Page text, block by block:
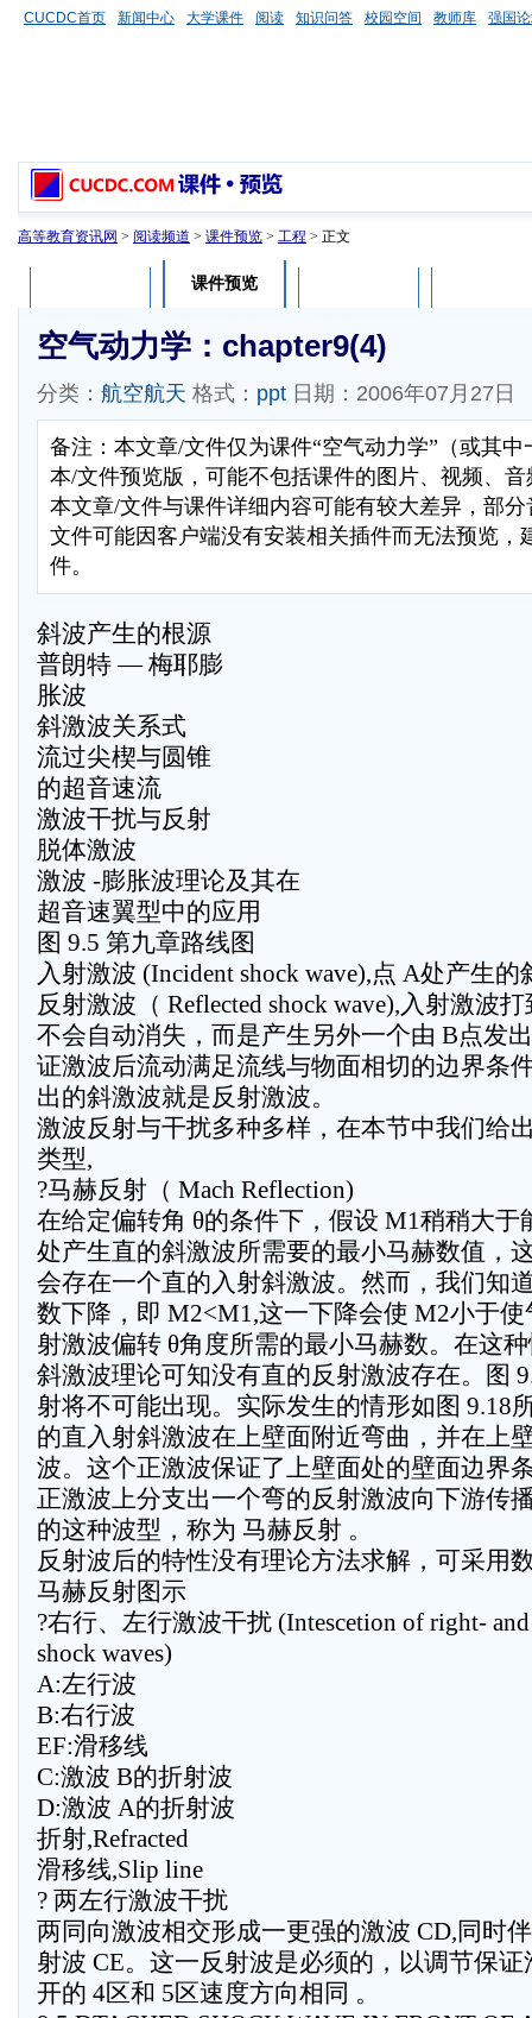
CUCDC首页 新闻中心 大学课件 阅读 知识问答 校园空间 教师库 强国
高等教育资讯网 > 阅读频道 > 课件预览 > 工程 > 正文
课件预览
空气动力学：chapter9(4)
分类： 航空航天 格式： ppt 日期：2006年07月27日
备注：本文章/文件仅为课件“空气动力学”（或其
本/文件预览版，可能不包括课件的图片、视频、
本文章/文件与课件详细内容可能有较大差异，部
文件可能因客户端没有安装相关插件而无法预览，
件。
斜波产生的根源
普朗特 — 梅耶膨
胀波
斜激波关系式
流过尖楔与圆锥
的超音速流
激波干扰与反射
脱体激波
激波 -膨胀波理论及其在
超音速翼型中的应用
图 9.5 第九章路线图
入射激波 (Incident shock wave),点 A处产生的
反射激波（ Reflected shock wave),入射激波
不会自动消失，而是产生另外一个由 B点发
证激波后流动满足流线与物面相切的边界条
出的斜激波就是反射激波。
激波反射与干扰多种多样，在本节中我们给
类型,
?马赫反射（ Mach Reflection)
在给定偏转角 θ的条件下，假设 M1稍稍大于
处产生直的斜激波所需要的最小马赫数值，
会存在一个直的入射斜激波。然而，我们知
数下降，即 M2<M1,这一下降会使 M2小于
射激波偏转 θ角度所需的最小马赫数。在这
斜激波理论可知没有直的反射激波存在。图
射将不可能出现。实际发生的情形如图 9.18
的直入射斜激波在上壁面附近弯曲，并在上
波。这个正激波保证了上壁面处的壁面边界
正激波上分支出一个弯的反射激波向下游传
的这种波型，称为 马赫反射 。
反射波后的特性没有理论方法求解，可采用
马赫反射图示
?右行、左行激波干扰 (Intescetion of right-
shock waves)
A:左行波
B:右行波
EF:滑移线
C:激波 B的折射波
D:激波 A的折射波
折射,Refracted
滑移线,Slip line
? 两左行激波干扰
两同向激波相交形成一更强的激波 CD,同时
射波 CE。这一反射波是必须的，以调节保证
开的 4区和 5区速度方向相同 。